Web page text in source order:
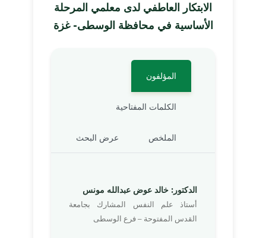
الابتكار العاطفي لدى معلمي المرحلة
الأساسية في محافظة الوسطى- غزة
المؤلفون
الكلمات المفتاحية
الملخص عرض البحث
الدكتور: خالد عوض عبدالله مونس
أستاذ علم النفس المشارك بجامعة
القدس المفتوحة – فرع الوسطى